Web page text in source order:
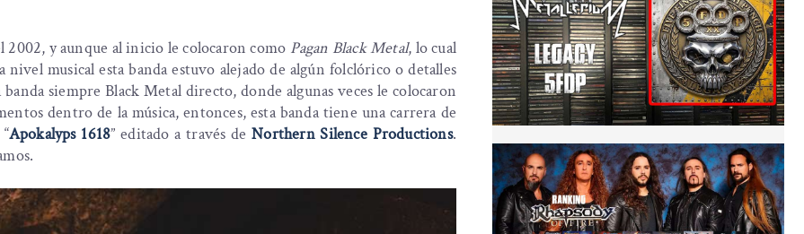
2002, y aunque al inicio le colocaron como Pagan Black Metal, lo cual
musical esta banda estuvo alejado de algún folclórico o detalles
siempre Black Metal directo, donde algunas veces le colocaron
dentro de la música, entonces, esta banda tiene una carrera de
Apokalyps 1618” editado a través deNorthern Silence Productions.